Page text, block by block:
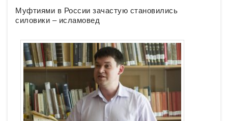
Муфтиями в России зачастую становились
силовики – исламовед